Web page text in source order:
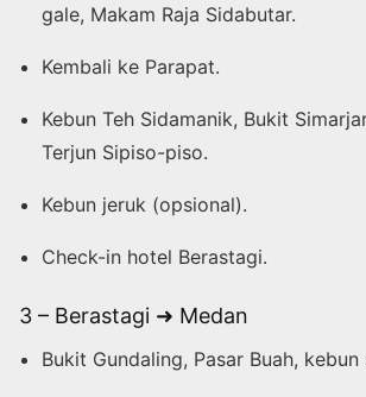
gale, Makam Raja Sidabutar.
Kembali ke Parapat.
Kebun Teh Sidamanik, Bukit
Terjun Sipiso-piso.
Kebun jeruk (opsional).
Check-in hotel Berastagi.
3 – Berastagi ➜ Medan
Bukit Gundaling, Pasar Buah,